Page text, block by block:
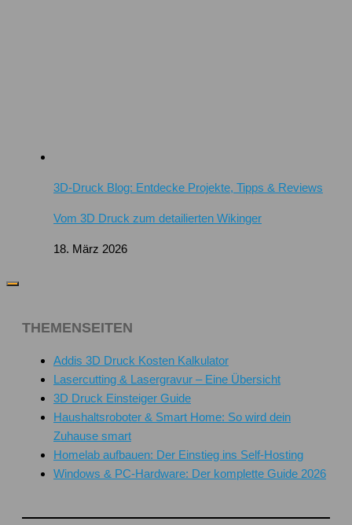
3D-Druck Blog: Entdecke Projekte, Tipps & Reviews
Vom 3D Druck zum detailierten Wikinger
18. März 2026
THEMENSEITEN
Addis 3D Druck Kosten Kalkulator
Lasercutting & Lasergravur – Eine Übersicht
3D Druck Einsteiger Guide
Haushaltsroboter & Smart Home: So wird dein
Zuhause smart
Homelab aufbauen: Der Einstieg ins Self-Hosting
Windows & PC-Hardware: Der komplette Guide 2026